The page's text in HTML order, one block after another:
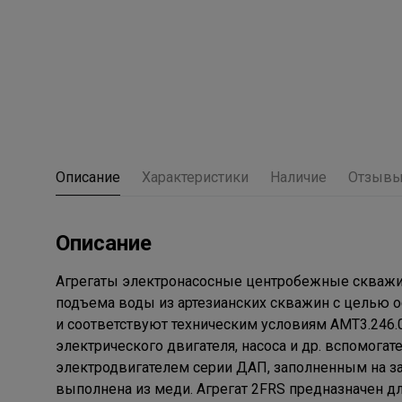
Описание Характеристики Наличие Отзывы
Описание
Агрегаты электронасосные центробежные
подъема воды из артезианских скважин с целью
и соответствуют техническим условиям
электрического двигателя, насоса и др.
электродвигателем серии ДАП, заполненным на
выполнена из меди. Агрегат 2FRS предназначен